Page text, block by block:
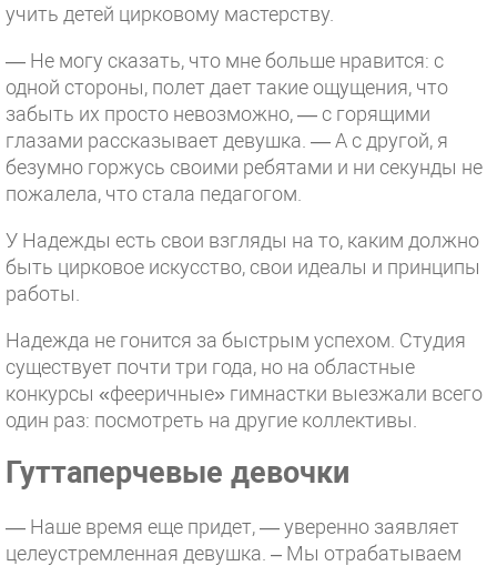
учить детей цирковому мастерству.
— Не могу сказать, что мне больше нравится: с
одной стороны, полет дает такие ощущения, что
забыть их просто невозможно, — с горящими
глазами рассказывает девушка. — А с другой, я
безумно горжусь своими ребятами и ни секунды не
пожалела, что стала педагогом.
У Надежды есть свои взгляды на то, каким должно
быть цирковое искусство, свои идеалы и принципы
работы.
Надежда не гонится за быстрым успехом. Студия
существует почти три года, но на областные
конкурсы «фееричные» гимнастки выезжали всего
один раз: посмотреть на другие коллективы.
Гуттаперчевые девочки
— Наше время еще придет, — уверенно заявляет
целеустремленная девушка. – Мы отрабатываем